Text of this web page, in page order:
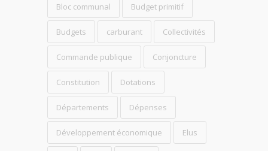
Bloc communal Budget primitif
Budgets carburant Collectivités
Commande publique Conjoncture
Constitution Dotations
Départements Dépenses
Développement économique Elus